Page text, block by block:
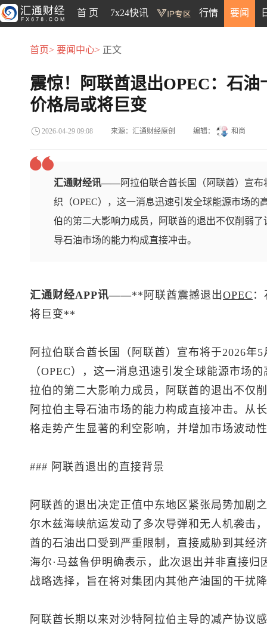
首 页 7x24快讯 行情 要闻
首页> 要闻中心> 正文
震惊！阿联酋退出OPEC：石
价格局或将巨变
2026-04-29 09:08 来源：汇通财经原创 编辑： 和尚
汇通财经讯——阿拉伯联合酋长国（阿联酋）宣
织（OPEC），这一消息迅速引发全球能源市场的
伯的第二大影响力成员，阿联酋的退出不仅削弱
导石油市场的能力构成直接冲击。
汇通财经APP讯——**阿联酋震撼退出OPEC
将巨变**
阿拉伯联合酋长国（阿联酋）宣布将于2026年
（OPEC），这一消息迅速引发全球能源市场
拉伯的第二大影响力成员，阿联酋的退出不仅
阿拉伯主导石油市场的能力构成直接冲击。从
格走势产生显著的利空影响，并增加市场波动
### 阿联酋退出的直接背景
阿联酋的退出决定正值中东地区紧张局势加剧
尔木兹海峡航运发动了多次导弹和无人机袭击
酋的石油出口受到严重限制，直接威胁到其经
海尔·马兹鲁伊明确表示，此次退出并非直接
战略选择，旨在将对集团内其他产油国的干扰
阿联酋长期以来对沙特阿拉伯主导的减产协议